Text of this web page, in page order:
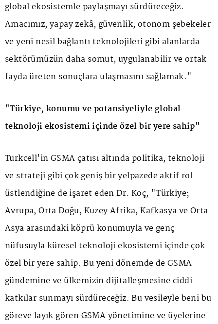
global ekosistemle paylaşmayı sürdüreceğiz.
Amacımız, yapay zekâ, güvenlik, otonom şebekeler
ve yeni nesil bağlantı teknolojileri gibi alanlarda
sektörümüzün daha somut, uygulanabilir ve ortak
fayda üreten sonuçlara ulaşmasını sağlamak."
"Türkiye, konumu ve potansiyeliyle global
teknoloji ekosistemi içinde özel bir yere sahip"
Turkcell'in GSMA çatısı altında politika, teknoloji
ve strateji gibi çok geniş bir yelpazede aktif rol
üstlendiğine de işaret eden Dr. Koç, "Türkiye;
Avrupa, Orta Doğu, Kuzey Afrika, Kafkasya ve Orta
Asya arasındaki köprü konumuyla ve genç
nüfusuyla küresel teknoloji ekosistemi içinde çok
özel bir yere sahip. Bu yeni dönemde de GSMA
gündemine ve ülkemizin dijitalleşmesine ciddi
katkılar sunmayı sürdüreceğiz. Bu vesileyle beni bu
göreve layık gören GSMA yönetimine ve üyelerine